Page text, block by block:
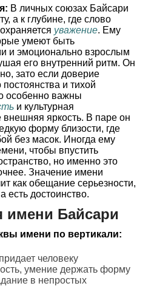
В личных союзах Байсари
а к глубине, где слово
уважение. Ему
умеют быть
и эмоционально взрослым
его внутренний ритм. Он
зато если доверие
и тихой
особенно важны
и культурная
внешняя яркость. В паре он
форму близости, где
без масок. Иногда ему
чтобы впустить
но именно это
Значение имени
как обещание серьезности,
есть достоинство.
имени Байсари
имени по вертикали:
человеку
умение держать форму
в непростых